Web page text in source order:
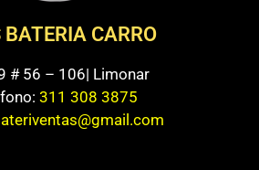
BATERIA CARRO
# 56 – 106| Limonar
311 308 3875